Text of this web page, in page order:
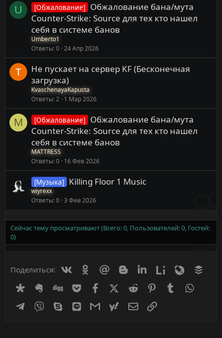
U [Обжалование] Обжалование бана/мута
Counter-Strike: Source для тех кто нашел
себя в системе банов
Umberto1
Ответы 0 24 Апр 2026
Не пускает на сервер KF (Бесконечная
загрузка)
KvaschenayaKapusta
Ответы 2 1 Мар 2026
M [Обжалование] Обжалование бана/мута
Counter-Strike: Source для тех кто нашел
себя в системе банов
MATTRESS
Ответы 0 16 Фев 2026
[Музыка] Killing Floor 1 Music
wiyrexx
Ответы 0 3 Фев 2026
Сейчас тему просматривают (Всего: 0, Пользователей: 0, Гостей:
0)
Поделиться: ВконтактеОдноклассники
Mail.ru BloggerLinkedinLiveinternet
Livejournal
DiasporaEvernoteDigg GetpocketFacebookX (Twitter)
Reddit PinterestTumblr
Telegram
Viber Skype Line GmailyahoomailЭлектронная почта